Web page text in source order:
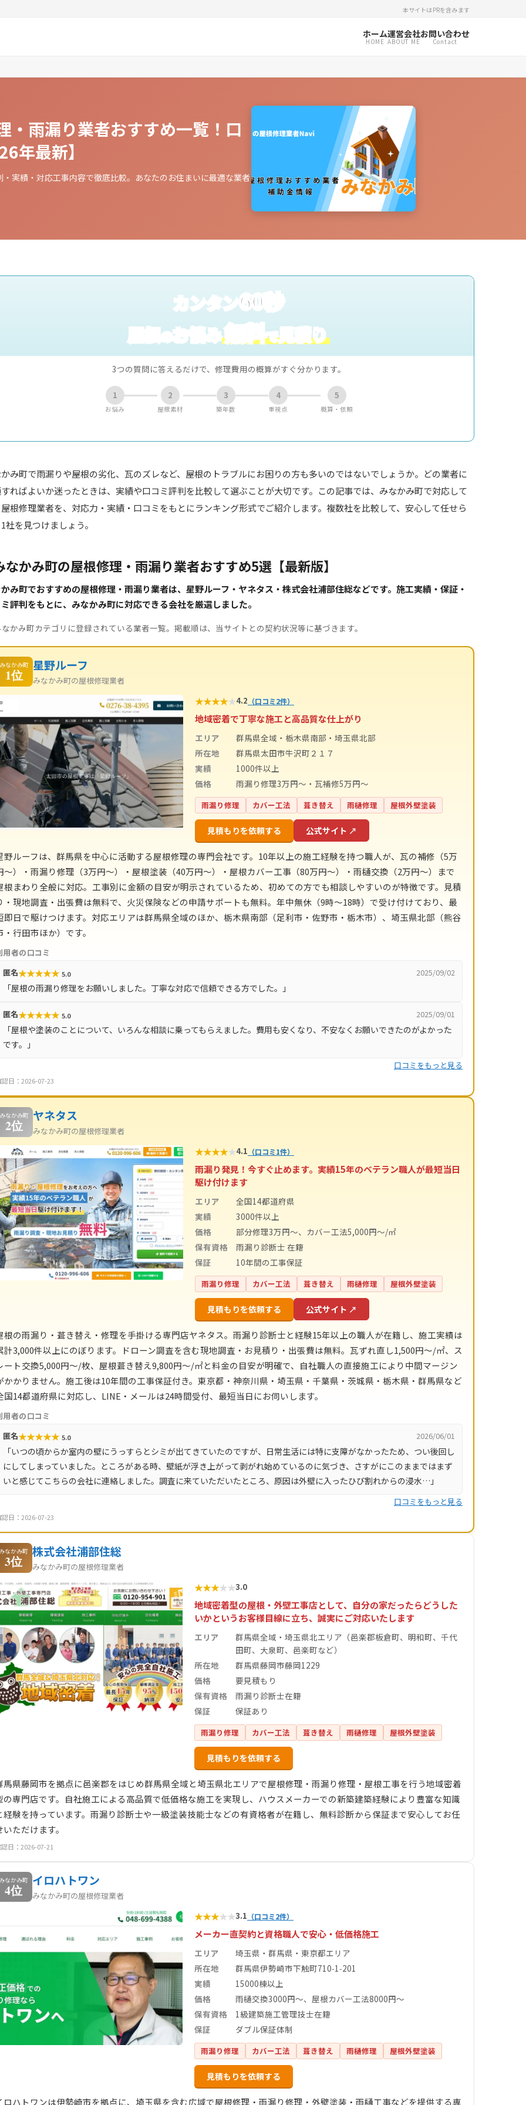
本サイトはPRを含みます
ホーム
HOME
運営会社
ABOUT ME
お問い合わせ
Contact
・雨漏り業者おすすめ一覧！口
年最新】
実績・対応工事内容で徹底比較。あなたのお住まいに最適な業者
カンタン60秒
屋根のお悩み無料で見積り
3つの質問に答えるだけで、修理費用の概算がすぐ分かります。
1
お悩み
2
屋根素材
3
築年数
4
重視点
5
概算・依頼
み町で雨漏りや屋根の劣化、瓦のズレなど、屋根のトラブルにお困りの方も多いのではないでしょうか。どの業者に
ればよいか迷ったときは、実績や口コミ評判を比較して選ぶことが大切です。この記事では、みなかみ町で対応して
根修理業者を、対応力・実績・口コミをもとにランキング形式でご紹介します。複数社を比較して、安心して任せら
社を見つけましょう。
なかみ町の屋根修理・雨漏り業者おすすめ5選【最新版】
み町でおすすめの屋根修理・雨漏り業者は、星野ルーフ・ヤネタス・株式会社浦部住総などです。施工実績・保証・
評判をもとに、みなかみ町に対応できる会社を厳選しました。
かみ町カテゴリに登録されている業者一覧。掲載順は、当サイトとの契約状況等に基づきます。
なかみ町
1位
星野ルーフ
みなかみ町の屋根修理業者
★★★★★4.2 （口コミ2件）
地域密着で丁寧な施工と高品質な仕上がり
エリア
群馬県全域・栃木県南部・埼玉県北部
所在地
群馬県太田市牛沢町２１７
実績
1000件以上
価格
雨漏り修理3万円〜・瓦補修5万円〜
雨漏り修理 カバー工法 葺き替え 雨樋修理 屋根外壁塗装
見積もりを依頼する 公式サイト ↗
野ルーフは、群馬県を中心に活動する屋根修理の専門会社です。10年以上の施工経験を持つ職人が、瓦の補修（5万
〜）・雨漏り修理（3万円〜）・屋根塗装（40万円〜）・屋根カバー工事（80万円〜）・雨樋交換（2万円〜）まで
根まわり全般に対応。工事別に金額の目安が明示されているため、初めての方でも相談しやすいのが特徴です。見積
・現地調査・出張費は無料で、火災保険などの申請サポートも無料。年中無休（9時〜18時）で受け付けており、最
即日で駆けつけます。対応エリアは群馬県全域のほか、栃木県南部（足利市・佐野市・栃木市）、埼玉県北部（熊谷
・行田市ほか）です。
用者の口コミ
匿名★★★★★ 5.0 2025/09/02
「屋根の雨漏り修理をお願いしました。丁寧な対応で信頼できる方でした。」
匿名★★★★★ 5.0 2025/09/01
「屋根や塗装のことについて、いろんな相談に乗ってもらえました。費用も安くなり、不安なくお願いできたのがよかった
です。」
口コミをもっと見る
認日：2026-07-23
なかみ町
2位
ヤネタス
みなかみ町の屋根修理業者
★★★★★4.1 （口コミ1件）
雨漏り発見！今すぐ止めます。実績15年のベテラン職人が最短当日
駆け付けます
エリア
全国14都道府県
実績
3000件以上
価格
部分修理3万円～、カバー工法5,000円～/㎡
保有資格
雨漏り診断士 在籍
保証
10年間の工事保証
雨漏り修理 カバー工法 葺き替え 雨樋修理 屋根外壁塗装
見積もりを依頼する 公式サイト ↗
根の雨漏り・葺き替え・修理を手掛ける専門店ヤネタス。雨漏り診断士と経験15年以上の職人が在籍し、施工実績は
計3,000件以上にのぼります。ドローン調査を含む現地調査・お見積り・出張費は無料。瓦ずれ直し1,500円〜/㎡、ス
ート交換5,000円〜/枚、屋根葺き替え9,800円〜/㎡と料金の目安が明確で、自社職人の直接施工により中間マージン
かかりません。施工後は10年間の工事保証付き。東京都・神奈川県・埼玉県・千葉県・茨城県・栃木県・群馬県など
国14都道府県に対応し、LINE・メールは24時間受付、最短当日にお伺いします。
用者の口コミ
匿名★★★★★ 5.0 2026/06/01
「いつの頃からか室内の壁にうっすらとシミが出てきていたのですが、日常生活には特に支障がなかったため、つい後回し
にしてしまっていました。ところがある時、壁紙が浮き上がって剥がれ始めているのに気づき、さすがにこのままではまず
いと感じてこちらの会社に連絡しました。調査に来ていただいたところ、原因は外壁に入ったひび割れからの浸水…」
口コミをもっと見る
認日：2026-07-23
なかみ町
3位
株式会社浦部住総
みなかみ町の屋根修理業者
★★★★★3.0
地域密着型の屋根・外壁工事店として、自分の家だったらどうした
いかというお客様目線に立ち、誠実にご対応いたします
エリア
群馬県全域・埼玉県北エリア（邑楽郡板倉町、明和町、千代
田町、大泉町、邑楽町など）
所在地
群馬県藤岡市藤岡1229
価格
要見積もり
保有資格
雨漏り診断士在籍
保証
保証あり
雨漏り修理 カバー工法 葺き替え 雨樋修理 屋根外壁塗装
見積もりを依頼する
馬県藤岡市を拠点に邑楽郡をはじめ群馬県全域と埼玉県北エリアで屋根修理・雨漏り修理・屋根工事を行う地域密着
の専門店です。自社施工による高品質で低価格な施工を実現し、ハウスメーカーでの新築建築経験により豊富な知識
経験を持っています。雨漏り診断士や一級塗装技能士などの有資格者が在籍し、無料診断から保証まで安心してお任
いただけます。
日：2026-07-21
なかみ町
4位
イロハトワン
みなかみ町の屋根修理業者
★★★★★3.1 （口コミ2件）
メーカー直契約と資格職人で安心・低価格施工
エリア
埼玉県・群馬県・東京都エリア
所在地
群馬県伊勢崎市下触町710‑1‑201
実績
15000棟以上
価格
雨樋交換3000円～、屋根カバー工法8000円～
保有資格
1級建築施工管理技士在籍
保証
ダブル保証体制
雨漏り修理 カバー工法 葺き替え 雨樋修理 屋根外壁塗装
見積もりを依頼する
ロハトワンは伊勢崎市を拠点に、埼玉県を含む広域で屋根修理・雨漏り修理・外壁塗装・雨樋工事などを提供する専